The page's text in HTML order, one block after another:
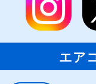
エア